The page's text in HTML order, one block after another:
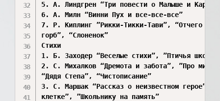
5. А. Линдгрен “Три повести о Малыше и
6. А. Милн “Винни Пух и все-все-все”
7. Р. Киплинг ”Рикки-Тикки-Тави”, “Отчего у
горб”, “Слоненок”
Стихи
1. Б. Заходер “Веселые стихи”, ”Птичья школа”
2. С. Михалков “Дремота и забота”, ”Про
“Дядя Степа”, “Чистописание”
3. С. Маршак “Рассказ о неизвестном герое”,
клетке”, ”Школьнику на память”